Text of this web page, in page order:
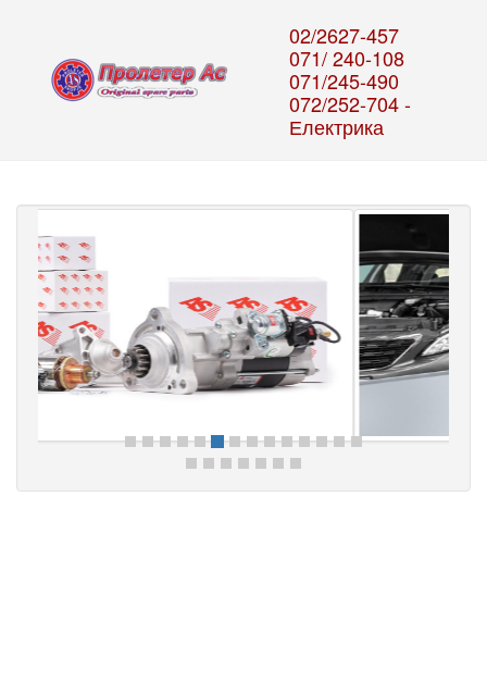
02/2627-457
071/ 240-108
071/245-490
072/252-704 -
Електрика